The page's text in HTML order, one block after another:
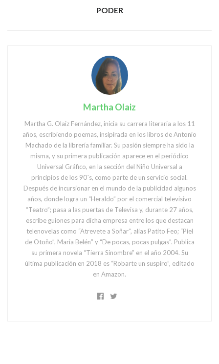
PODER
Martha Olaiz
Martha G. Olaiz Fernández, inicia su carrera literaria a los 11
años, escribiendo poemas, insipirada en los libros de Antonio
Machado de la librería familiar. Su pasión siempre ha sido la
misma, y su primera publicación aparece en el periódico
Universal Gráfico, en la sección del Niño Universal a
principios de los 90´s, como parte de un servicio social.
Después de incursionar en el mundo de la publicidad algunos
años, donde logra un “Heraldo” por el comercial televisivo
“Teatro”; pasa a las puertas de Televisa y, durante 27 años,
escribe guiones para dicha empresa entre los que destacan
telenovelas como “Atrevete a Soñar”, alias Patito Feo; “Piel
de Otoño”, Maria Belén” y “De pocas, pocas pulgas”. Publica
su primera novela “Tierra Sinombre” en el año 2004. Su
última publicación en 2018 es “Robarte un suspiro”, editado
en Amazon.